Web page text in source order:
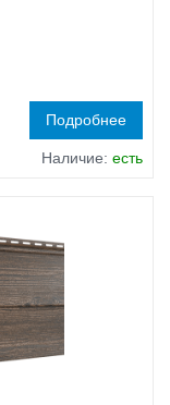
Подробнее
Наличие: есть